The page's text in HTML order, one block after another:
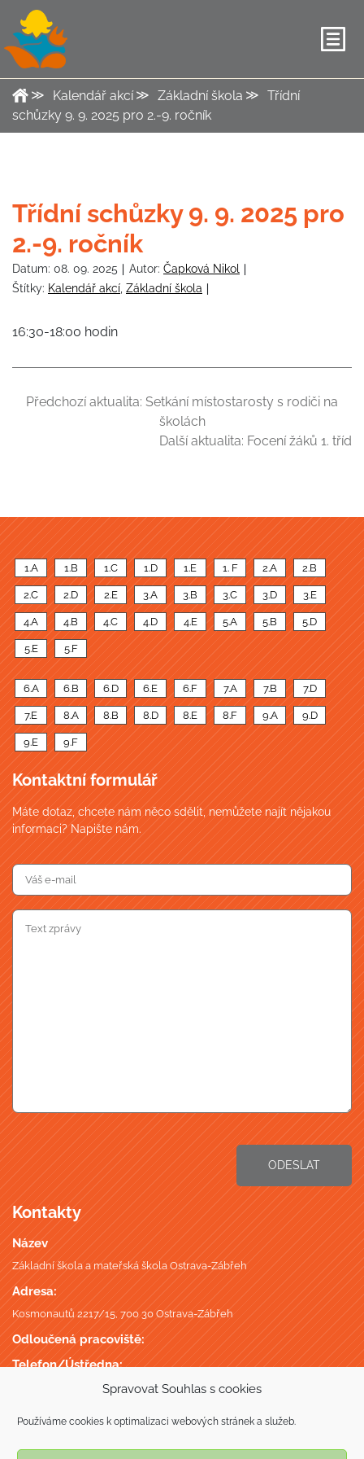
Spravovat Souhlas s cookies
Používáme cookies k optimalizaci webových stránek a služeb.
Kalendář akcí Základní škola
Třídní
schůzky 9. 9. 2025 pro 2.-9. ročník
Třídní schůzky 9. 9. 2025 pro
2.-9. ročník
Datum: 08. 09. 2025 Autor: Čapková Nikol
Štítky: Kalendář akcí Základní škola
16:30-18:00 hodin
Předchozí aktualita: Setkání místostarosty s rodiči na
školách
Další aktualita: Focení žáků 1. tříd
1.A 1.B 1.C 1.D 1.E 1. F 2.A 2.B
2.C 2.D 2.E 3.A 3.B 3.C 3.D 3.E
4.A 4.B 4.C 4.D 4.E 5.A 5.B 5.D
5.E 5.F
6.A 6.B 6.D 6.E 6.F 7.A 7.B 7.D
7.E 8.A 8.B 8.D 8.E 8.F 9.A 9.D
9.E 9.F
Kontaktní formulář
Máte dotaz, chcete nám něco sdělit, nemůžete najít nějakou
informaci? Napište nám.
ODESLAT
Kontakty
Název
Základní škola a mateřská škola Ostrava-Zábřeh
Adresa:
Kosmonautů 2217/15, 700 30 Ostrava-Zábřeh
Odloučená pracoviště:
Telefon/Ústředna: